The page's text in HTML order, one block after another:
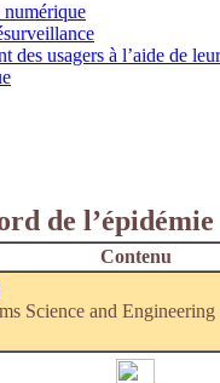
des usagers à l’aide de
de l’épidémie
Contenu
Science and